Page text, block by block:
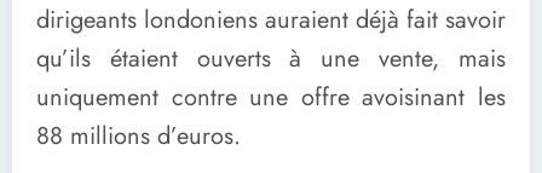
dirigeants londoniens auraient déjà fait savoir
qu’ils étaient ouverts à une vente, mais
uniquement contre une offre avoisinant les
88 millions d’euros.